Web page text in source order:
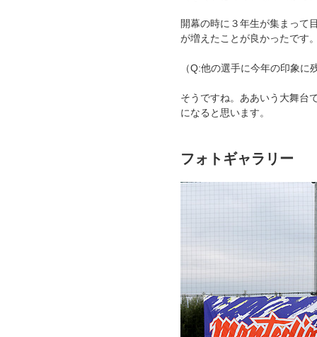
開幕の時に３年生が集まって
が増えたことが良かったです
（Q:他の選手に今年の印象
そうですね。ああいう大舞台
になると思います。
フォトギャラリー